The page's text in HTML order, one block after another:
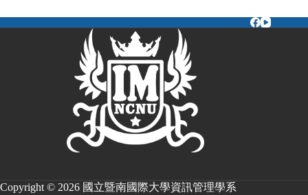
Copyright © 2026 國立暨南國際大學資訊管理學系